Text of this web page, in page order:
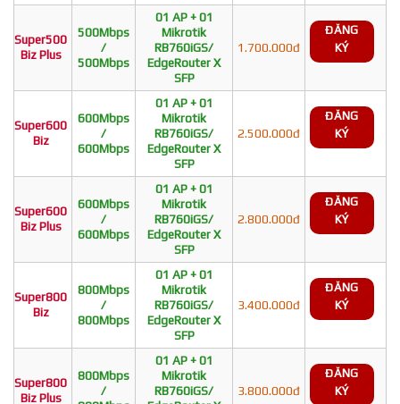
Super500
Biz Plus
500Mbps
/
500Mbps
01 AP + 01
Mikrotik
RB760iGS/
EdgeRouter X
SFP
1.700.000đ
ĐĂNG
KÝ
Super600
Biz
600Mbps
/
600Mbps
01 AP + 01
Mikrotik
RB760iGS/
EdgeRouter X
SFP
2.500.000đ
ĐĂNG
KÝ
Super600
Biz Plus
600Mbps
/
600Mbps
01 AP + 01
Mikrotik
RB760iGS/
EdgeRouter X
SFP
2.800.000đ
ĐĂNG
KÝ
Super800
Biz
800Mbps
/
800Mbps
01 AP + 01
Mikrotik
RB760iGS/
EdgeRouter X
SFP
3.400.000đ
ĐĂNG
KÝ
Super800
Biz Plus
800Mbps
/
01 AP + 01
Mikrotik
RB760iGS/
3.800.000đ
ĐĂNG
KÝ